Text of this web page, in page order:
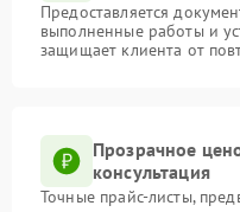
Предоставляется
выполненные работы и
защищает клиента от
Прозрачное
консультация
Точные прайс-листы,